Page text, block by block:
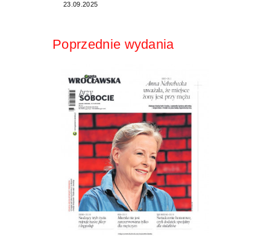
23.09.2025
Poprzednie wydania